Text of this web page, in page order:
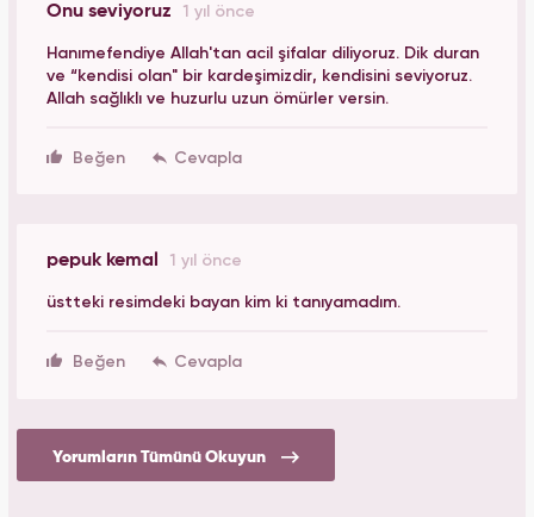
Onu seviyoruz 1 yıl önce
Hanımefendiye Allah'tan acil şifalar diliyoruz. Dik duran
ve “kendisi olan" bir kardeşimizdir, kendisini seviyoruz.
Allah sağlıklı ve huzurlu uzun ömürler versin.
Beğen
pepuk kemal 1 yıl önce
üstteki resimdeki bayan kim ki tanıyamadım.
Beğen
Yorumların Tümünü Okuyun